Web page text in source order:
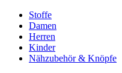
Stoffe
Damen
Herren
Kinder
Nähzubehör & Knöpfe